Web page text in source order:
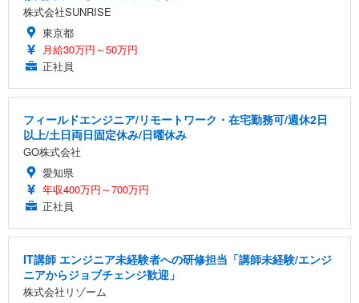
株式会社SUNRISE
東京都
月給30万円～50万円
正社員
フィールドエンジニア/リモートワーク・在宅勤務可/週休2日
以上/土日両日固定休み/日曜休み
GO株式会社
愛知県
年収400万円～700万円
正社員
IT講師 エンジニア未経験者への研修担当「講師未経験/エンジ
ニアからジョブチェンジ歓迎」
株式会社リゾーム